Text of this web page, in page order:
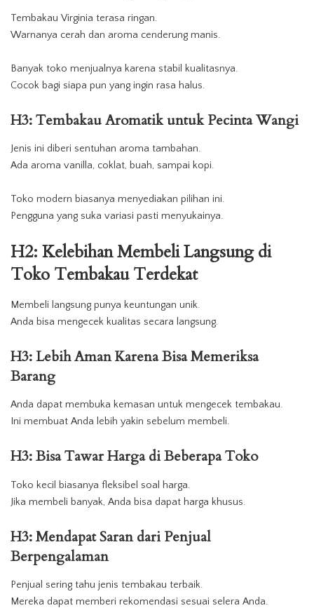
Tembakau Virginia terasa ringan.
Warnanya cerah dan aroma cenderung manis.
Banyak toko menjualnya karena stabil kualitasnya.
Cocok bagi siapa pun yang ingin rasa halus.
H3: Tembakau Aromatik untuk Pecinta Wangi
Jenis ini diberi sentuhan aroma tambahan.
Ada aroma vanilla, coklat, buah, sampai kopi.
Toko modern biasanya menyediakan pilihan ini.
Pengguna yang suka variasi pasti menyukainya.
H2: Kelebihan Membeli Langsung di
Toko Tembakau Terdekat
Membeli langsung punya keuntungan unik.
Anda bisa mengecek kualitas secara langsung.
H3: Lebih Aman Karena Bisa Memeriksa
Barang
Anda dapat membuka kemasan untuk mengecek tembakau.
Ini membuat Anda lebih yakin sebelum membeli.
H3: Bisa Tawar Harga di Beberapa Toko
Toko kecil biasanya fleksibel soal harga.
Jika membeli banyak, Anda bisa dapat harga khusus.
H3: Mendapat Saran dari Penjual
Berpengalaman
Penjual sering tahu jenis tembakau terbaik.
Mereka dapat memberi rekomendasi sesuai selera Anda.